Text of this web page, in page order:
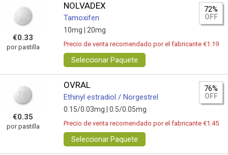
€0.33
por pastilla
NOLVADEX
Tamoxifen
10mg | 20mg
72%
OFF
Precio de venta recomendado por el fabricante €1.19
Seleccionar Paquete
€0.35
por pastilla
OVRAL
Ethinyl estradiol / Norgestrel
0.15/0.03mg | 0.5/0.05mg
76%
OFF
Precio de venta recomendado por el fabricante €1.45
Seleccionar Paquete